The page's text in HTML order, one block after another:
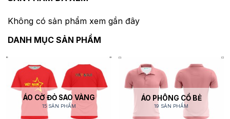
Không có sản phẩm xem gần đây
DANH MỤC SẢN PHẨM
ÁO CỜ ĐỎ SAO VÀNG
15 SẢN PHẨM
ÁO PHÔNG CỔ BẺ
19 SẢN PHẨM